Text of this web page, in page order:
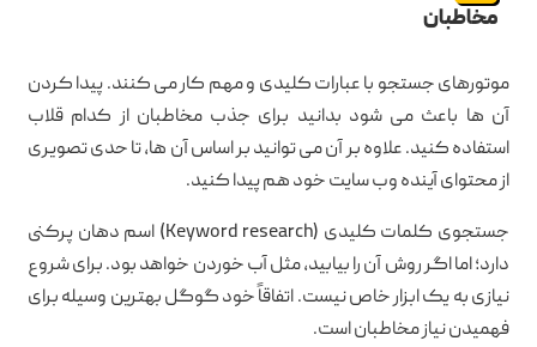
مخاطبان
موتورهای جستجو با عبارات کلیدی و مهم کار می کنند. پیدا کردن
آن ها باعث می شود بدانید برای جذب مخاطبان از کدام قلاب
استفاده کنید. علاوه بر آن می توانید بر اساس آن ها، تا حدی تصویری
از محتوای آینده وب سایت خود هم پیدا کنید.
جستجوی کلمات کلیدی (Keyword research) اسم دهان پرکنی
دارد؛ اما اگر روش آن را بیابید، مثل آب خوردن خواهد بود. برای شروع
نیازی به یک ابزار خاص نیست. اتفاقاً خود گوگل بهترین وسیله برای
فهمیدن نیاز مخاطبان است.